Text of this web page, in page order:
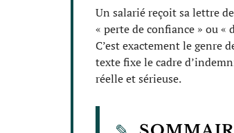
Un salarié reçoit sa lettre
« perte de confiance » ou «
C’est exactement le genre
texte fixe le cadre
réelle et sérieuse.